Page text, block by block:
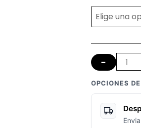
Rápido
para
Bicicleta
🚴
🔗
cantidad
–
OPCIONES